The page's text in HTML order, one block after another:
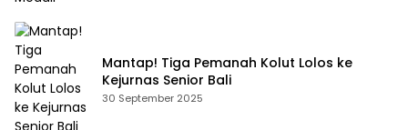
Mantap! Tiga Pemanah Kolut Lolos ke
Kejurnas Senior Bali
30 September 2025